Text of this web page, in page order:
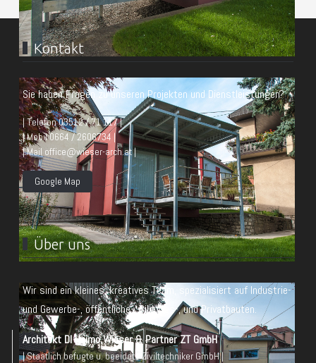
Kontakt
Sie haben Fragen zu unseren Projekten und Dienstleistungen?
| Telefon 03512 / 71 117 |
| Mobil 0664 / 2606734 |
| Mail office@wieser-arch.at |
Google Map
Über uns
Wir sind ein kleines, kreatives Team, spezialisiert auf Industrie-
und Gewerbe-, öffentliche-, Bildungs-, und Privatbauten.
Architekt DI Heimo Wieser & Partner ZT GmbH
| Staatlich befugte u. beeidete Ziviltechniker GmbH |